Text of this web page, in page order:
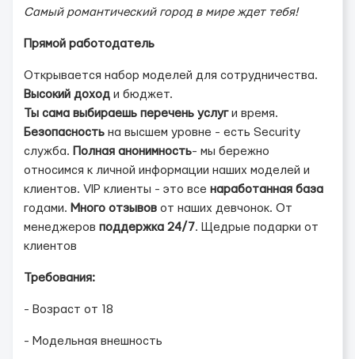
Самый романтический город в мире ждет тебя!
Прямой работодатель
Открывается набор моделей для сотрудничества.
Высокий доход и бюджет.
Ты сама выбираешь перечень услуги время.
Безопасность на высшем уровне - есть Security
служба.
Полная анонимность- мы бережно
относимся к личной информации наших моделей и
клиентов. VIP клиенты - это все наработанная база
годами. Много отзывов от наших девчонок. От
менеджеров поддержка 24/7. Щедрые подарки от
клиентов
Требования:
- Возраст от 18
- Модельная внешность